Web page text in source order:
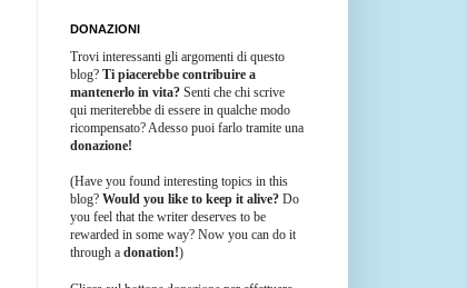
DONAZIONI
Trovi interessanti gli argomenti di questo
blog? Ti piacerebbe contribuire a
mantenerlo in vita? Senti che chi scrive
qui meriterebbe di essere in qualche modo
ricompensato? Adesso puoi farlo tramite una
donazione!
(Have you found interesting topics in this
blog? Would you like to keep it alive? Do
you feel that the writer deserves to be
rewarded in some way? Now you can do it
through a donation!)